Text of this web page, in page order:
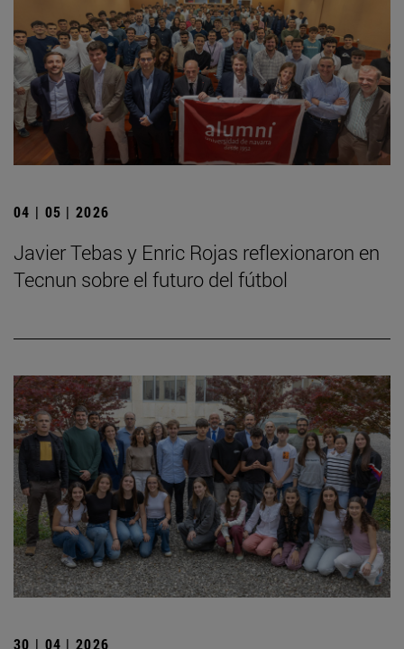
04 | 05 | 2026
Javier Tebas y Enric Rojas reflexionaron en
Tecnun sobre el futuro del fútbol
30 | 04 | 2026